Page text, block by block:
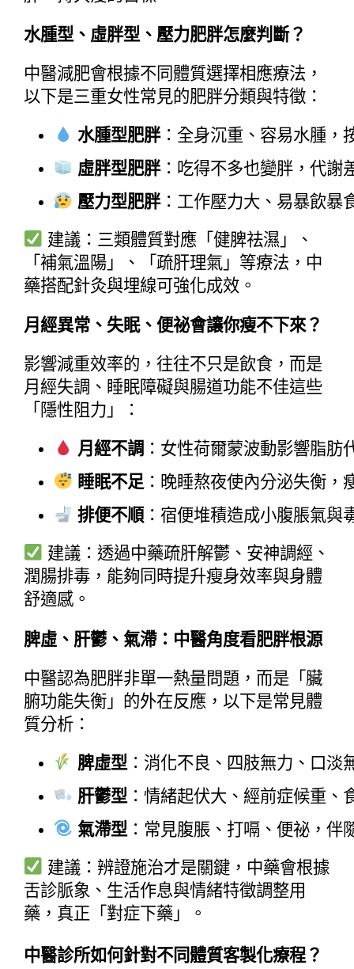
水腫型、虛胖型、壓力肥胖怎麼判斷？
中醫減肥會根據不同體質選擇相應療法，
以下是三重女性常見的肥胖分類與特徵：
水腫型肥胖：全身沉重、容易水腫，
虛胖型肥胖：吃得不多也變胖，代謝
壓力型肥胖：工作壓力大、易暴飲暴
建議：三類體質對應「健脾祛濕」、
「補氣溫陽」、「疏肝理氣」等療法，中
藥搭配針灸與埋線可強化成效。
月經異常、失眠、便祕會讓你瘦不下來？
影響減重效率的，往往不只是飲食，而是
月經失調、睡眠障礙與腸道功能不佳這些
「隱性阻力」：
月經不調 ：女性荷爾蒙波動影響脂
睡眠不足：晚睡熬夜使內分泌失衡，
排便不順 ：宿便堆積造成小腹脹氣
建議：透過中藥疏肝解鬱、安神調經、
潤腸排毒，能夠同時提升瘦身效率與身體
舒適感。
脾虛、肝鬱、氣滯：中醫角度看肥胖根源
中醫認為肥胖非單一熱量問題，而是「臟
腑功能失衡」的外在反應，以下是常見體
質分析：
脾虛型 ：消化不良、四肢無力、口
肝鬱型 ：情緒起伏大、經前症候重
氣滯型 ：常見腹脹、打嗝、便祕，
建議：辨證施治才是關鍵，中藥會根據
舌診脈象、生活作息與情緒特徵調整用
藥，真正「對症下藥」。
中醫診所如何針對不同體質客製化療程？